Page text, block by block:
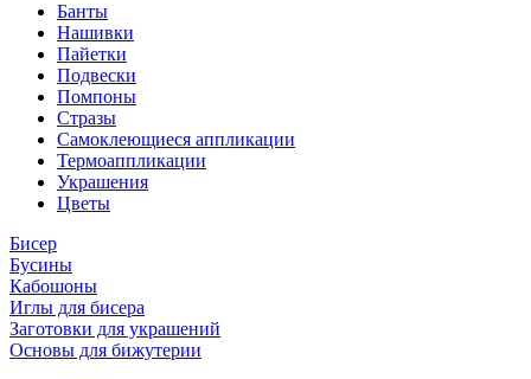
Банты
Нашивки
Пайетки
Подвески
Помпоны
Стразы
Самоклеющиеся аппликации
Термоаппликации
Украшения
Цветы
Бисер
Бусины
Кабошоны
Иглы для бисера
Заготовки для украшений
Основы для бижутерии